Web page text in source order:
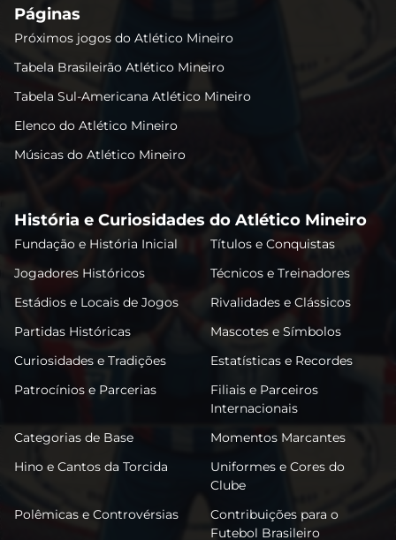
Páginas
Próximos jogos do Atlético Mineiro
Tabela Brasileirão Atlético Mineiro
Tabela Sul-Americana Atlético Mineiro
Elenco do Atlético Mineiro
Músicas do Atlético Mineiro
História e Curiosidades do Atlético Mineiro
Fundação e História Inicial
Títulos e Conquistas
Jogadores Históricos
Técnicos e Treinadores
Estádios e Locais de Jogos
Rivalidades e Clássicos
Partidas Históricas
Mascotes e Símbolos
Curiosidades e Tradições
Estatísticas e Recordes
Patrocínios e Parcerias
Filiais e Parceiros
Internacionais
Categorias de Base
Momentos Marcantes
Hino e Cantos da Torcida
Uniformes e Cores do
Clube
Polêmicas e Controvérsias
Contribuições para o
Futebol Brasileiro